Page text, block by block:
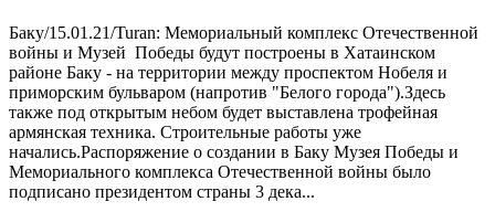
Баку/15.01.21/Turan: Мемориальный комплекс Отечественной
войны и Музей Победы будут построены в Хатаинском
районе Баку - на территории между проспектом Нобеля и
приморским бульваром (напротив "Белого города").Здесь
также под открытым небом будет выставлена трофейная
армянская техника. Строительные работы уже
начались.Распоряжение о создании в Баку Музея Победы и
Мемориального комплекса Отечественной войны было
подписано президентом страны 3 дека...